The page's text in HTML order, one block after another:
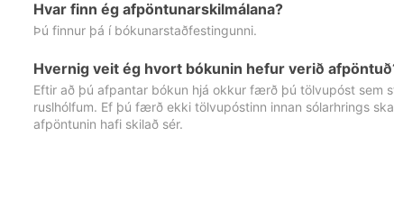
Hvar finn ég afpöntunarskilmálana?
Þú finnur þá í bókunarstaðfestingunni.
Hvernig veit ég hvort bókunin hefur verið
Eftir að þú afpantar bókun hjá okkur færð þú tölvupóst sem
ruslhólfum. Ef þú færð ekki tölvupóstinn innan sólarhrings
afpöntunin hafi skilað sér.